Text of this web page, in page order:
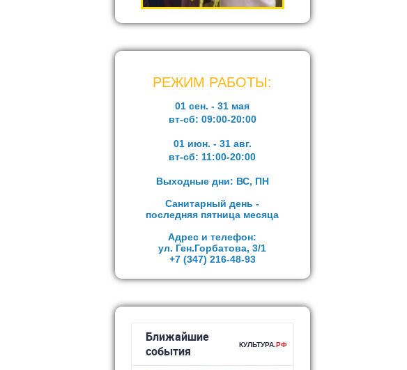
РЕЖИМ РАБОТЫ:
01 сен. - 31 мая
вт-сб: 09:00-20:00
01 июн. - 31 авг.
вт-сб: 11:00-20:00
Выходные дни: ВС, ПН
Санитарный день -
последняя пятница месяца
Адрес и телефон:
ул. Ген.Горбатова, 3/1
+7 (347) 216-48-93